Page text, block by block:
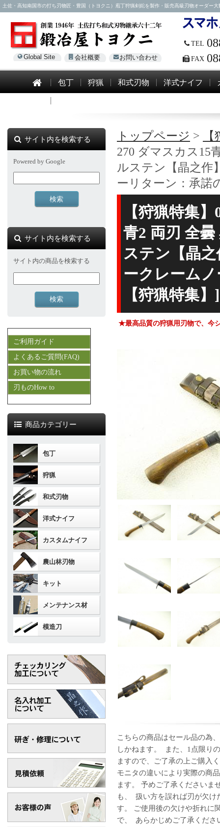
土佐・高知南国市の打ち刃物匠・豊国（トヨクニ）庖丁狩猟剣鉈を製作・販売高級刃物オーダー
Global Site 会社概要 お問い合わせ
TEL
FAX
包丁 狩猟 和式刃物 洋式ナイフ
トップページ >
270 ダマスカス15
ルステン【晶之
ーリターン：承諾
【狩猟特集
青2 両刃 全
ステン【晶
ークレーム
【狩猟特集】]
★最高品質の狩猟用刃物で、今
こちらの商品はセール品の為
しかねます。 また、1点限り
ますので、ご了承の上ご購入
モニタの違いにより実際の商
ます。 予めご了承くださいま
も、 扱い方を誤れば刃が欠け
す。 ご使用後の欠けや折れに
で、 あらかじめご了承くださ
サイト内を検索する
Powered by Google
サイト内を検索する
サイト内の商品を検索する
ご利用ガイド
よくあるご質問(FAQ)
お買い物の流れ
刃ものHow to
商品カテゴリー
包丁
狩猟
和式刃物
洋式ナイフ
カスタムナイフ
農山林刃物
キット
メンテナンス材
模造刀